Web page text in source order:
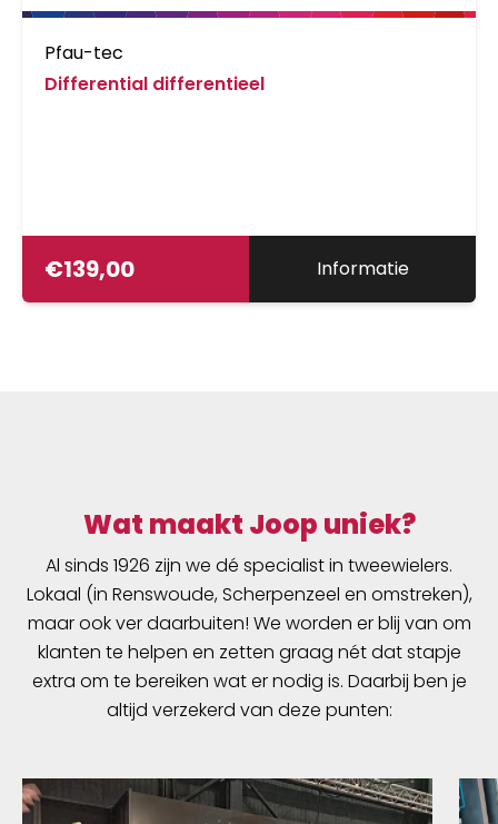
Pfau-tec
Differential differentieel
€139,00 Informatie
Wat maakt Joop uniek?
Al sinds 1926 zijn we dé specialist in tweewielers.
Lokaal (in Renswoude, Scherpenzeel en omstreken),
maar ook ver daarbuiten! We worden er blij van om
klanten te helpen en zetten graag nét dat stapje
extra om te bereiken wat er nodig is. Daarbij ben je
altijd verzekerd van deze punten: